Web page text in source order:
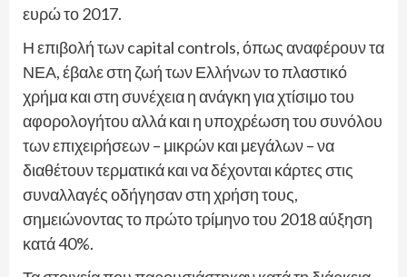
ευρώ το 2017.
Η επιβολή των capital controls, όπως αναφέρουν τα
ΝΕΑ, έβαλε στη ζωή των Ελλήνων το πλαστικό
χρήμα και στη συνέχεια η ανάγκη για χτίσιμο του
αφορολογήτου αλλά και η υποχρέωση του συνόλου
των επιχειρήσεων – μικρών και μεγάλων – να
διαθέτουν τερματικά και να δέχονται κάρτες στις
συναλλαγές οδήγησαν στη χρήση τους,
σημειώνοντας το πρώτο τρίμηνο του 2018 αύξηση
κατά 40%.